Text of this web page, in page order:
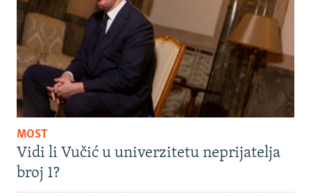
MOST
Vidi li Vučić u univerzitetu neprijatelja
broj 1?